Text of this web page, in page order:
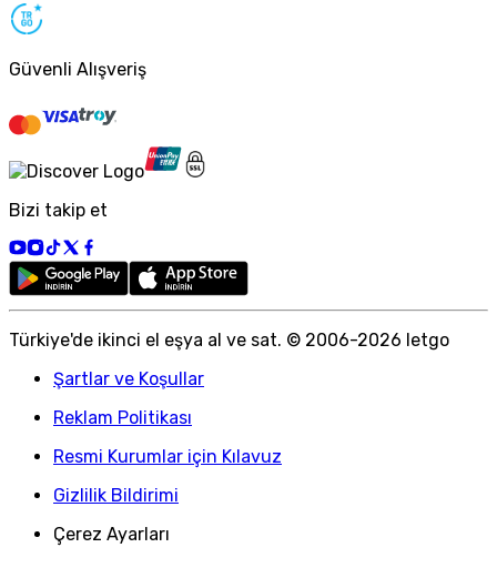
Güvenli Alışveriş
Bizi takip et
Türkiye'de ikinci el eşya al ve sat. © 2006-2026 letgo
Şartlar ve Koşullar
Reklam Politikası
Resmi Kurumlar için Kılavuz
Gizlilik Bildirimi
Çerez Ayarları